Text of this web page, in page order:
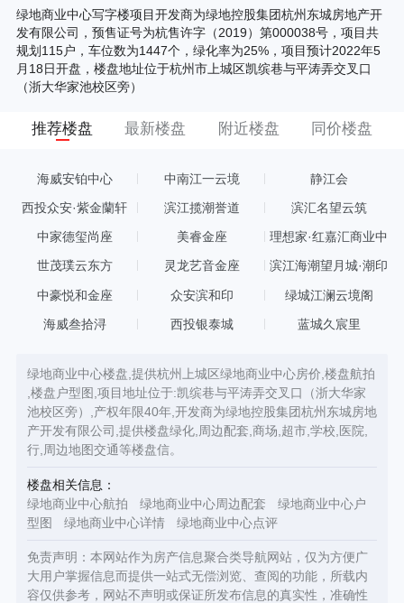
绿地商业中心写字楼项目开发商为绿地控股集团杭州东城房地产开
发有限公司，预售证号为杭售许字（2019）第000038号，项目共
规划115户，车位数为1447个，绿化率为25%，项目预计2022年5
月18日开盘，楼盘地址位于杭州市上城区凯缤巷与平涛弄交叉口
（浙大华家池校区旁）
推荐楼盘 最新楼盘 附近楼盘 同价楼盘
海威安铂中心 中南江一云境 静江会
西投众安·紫金蘭轩 滨江揽潮誉道 滨汇名望云筑
中家德玺尚座 美睿金座
理想家·红嘉汇商业中
世茂璞云东方 灵龙艺音金座 滨江海潮望月城·潮印
中豪悦和金座 众安滨和印 绿城江澜云境阁
海威叁拾浔 西投银泰城 蓝城久宸里
绿地商业中心楼盘,提供杭州上城区绿地商业中心房价,楼盘航拍
,楼盘户型图,项目地址位于:凯缤巷与平涛弄交叉口（浙大华家
池校区旁）,产权年限40年,开发商为绿地控股集团杭州东城房地
产开发有限公司,提供楼盘绿化,周边配套,商场,超市,学校,医院,
行,周边地图交通等楼盘信。
楼盘相关信息：
绿地商业中心航拍
绿地商业中心周边配套
绿地商业中心户
型图
绿地商业中心详情 绿地商业中心点评
免责声明：本网站作为房产信息聚合类导航网站，仅为方便广
大用户掌握信息而提供一站式无偿浏览、查阅的功能，所载内
容仅供参考，网站不声明或保证所发布信息的真实性，准确性